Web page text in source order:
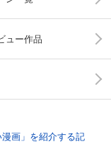
ュー作品
画」を紹介する記